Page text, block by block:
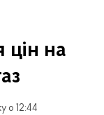
на
о 12:44